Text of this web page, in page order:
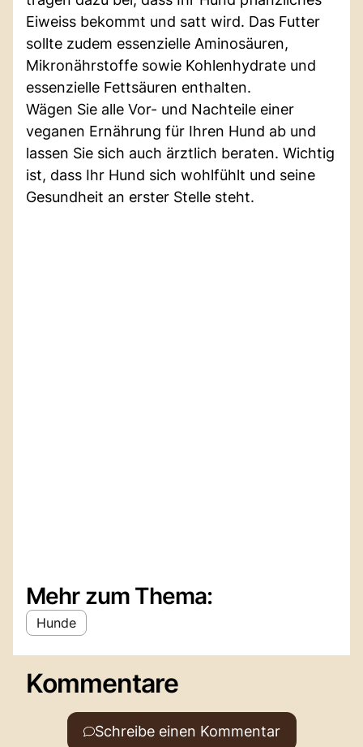
Eiweiss bekommt und satt wird. Das Futter
sollte zudem essenzielle Aminosäuren,
Mikronährstoffe sowie Kohlenhydrate und
essenzielle Fettsäuren enthalten.
Wägen Sie alle Vor- und Nachteile einer
veganen Ernährung für Ihren Hund ab und
lassen Sie sich auch ärztlich beraten. Wichtig
ist, dass Ihr Hund sich wohlfühlt und seine
Gesundheit an erster Stelle steht.
Mehr zum Thema:
Hunde
Kommentare
Schreibe einen Kommentar